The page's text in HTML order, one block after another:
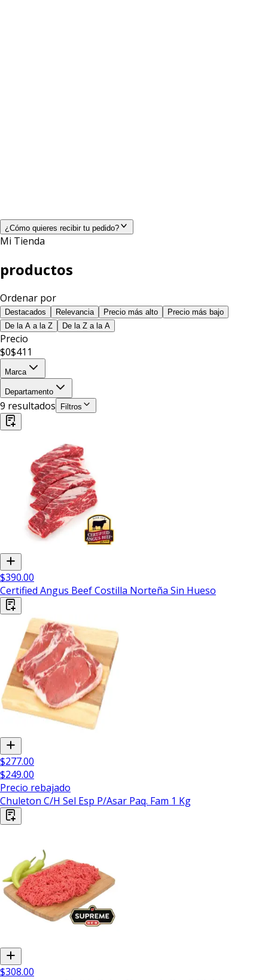
¿Cómo quieres recibir tu pedido?
Mi Tienda
productos
Ordenar por
Destacados Relevancia Precio más alto
Precio más bajo
De la A a la Z
De la Z a la A
Precio
$0$411
Marca
Departamento
9 resultados Filtros
$390.00
Certified Angus Beef Costilla Norteña Sin Hueso
$277.00
$249.00
Precio rebajado
Chuleton C/H Sel Esp P/Asar Paq. Fam 1 Kg
$308.00